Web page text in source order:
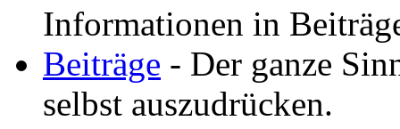
Informationen in
Beiträge - Der ganze
selbst auszudrücken.